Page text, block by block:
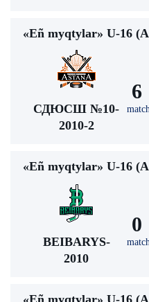
«Eñ myqtylar» U-16
СДЮСШ №10-
2010-2
6
«Eñ myqtylar» U-16
BEIBARYS-
2010
0
«Eñ myqtylar» U-16